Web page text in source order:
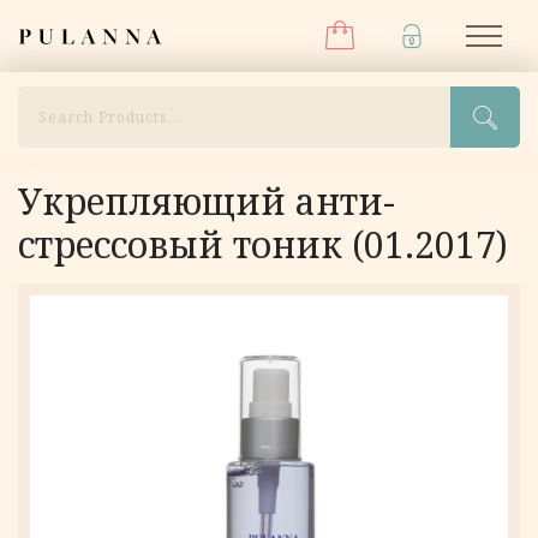
Меню
Укрепляющий анти-
стрессовый тоник (01.2017)